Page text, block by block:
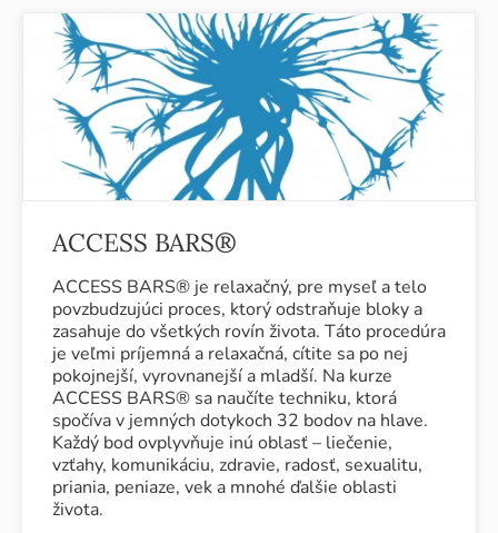
ACCESS BARS®
ACCESS BARS® je relaxačný, pre myseľ a telo
povzbudzujúci proces, ktorý odstraňuje bloky a
zasahuje do všetkých rovín života. Táto procedúra
je veľmi príjemná a relaxačná, cítite sa po nej
pokojnejší, vyrovnanejší a mladší. Na kurze
ACCESS BARS® sa naučíte techniku, ktorá
spočíva v jemných dotykoch 32 bodov na hlave.
Každý bod ovplyvňuje inú oblasť – liečenie,
vzťahy, komunikáciu, zdravie, radosť, sexualitu,
priania, peniaze, vek a mnohé ďalšie oblasti
života.